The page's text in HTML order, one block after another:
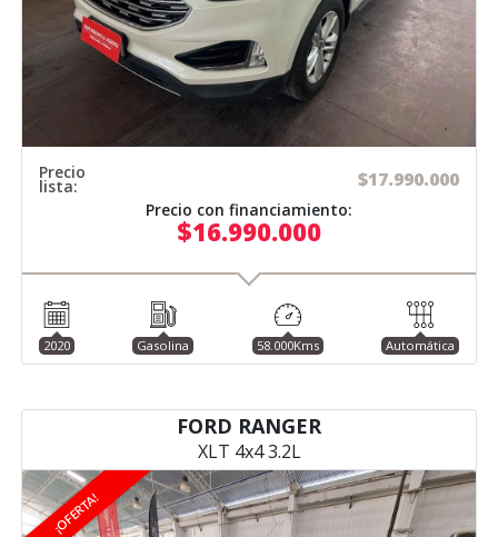
Precio
lista: $17.990.000
Precio con financiamiento:
$16.990.000
2020 Gasolina 58.000Kms Automática
FORD RANGER
XLT 4x4 3.2L
¡OFERTA!